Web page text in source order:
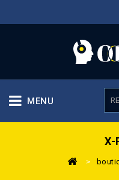
MENU
X-
>